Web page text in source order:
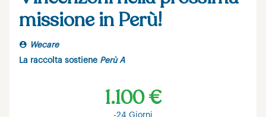
missione in Perù!
Wecare
La raccolta sostiene Perù A
1.100 €
-24 Giorni